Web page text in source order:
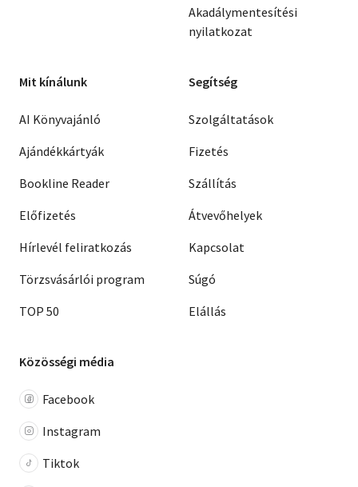
Akadálymentesítési
nyilatkozat
Mit kínálunk
AI Könyvajánló
Ajándékkártyák
Bookline Reader
Előfizetés
Hírlevél feliratkozás
Törzsvásárlói program
TOP 50
Segítség
Szolgáltatások
Fizetés
Szállítás
Átvevőhelyek
Kapcsolat
Súgó
Elállás
Közösségi média
Facebook
Instagram
Tiktok